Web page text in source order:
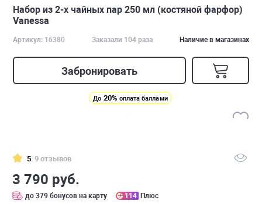
Набор из 2-х чайных пар 250 мл (костяной фарфор)
Vanessa
Артикул: 16380 Заказали 104 раза Наличие в магазинах
Забронировать
До 20% оплата баллами
5 9 отзывов
3 790 руб.
до 379 бонусов на карту 114 Плюс